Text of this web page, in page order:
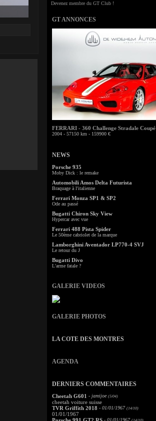
GT ANNONCES
FERRARI - 360 Challenge Stradale Coupé
2004 - 57150 km - 159900 €
NEWS
Porsche 935
Moby Dick : le remake
Automobili Amos Delta Futurista
Braquage à l'italienne
Ferrari Monza SP1 & SP2
Ode au passé
Bugatti Chiron Sky View
Hypercar avec vue
Ferrari 488 Pista Spider
Le 50ème cabriolet de la marque
Lamborghini Aventador LP770-4 SVJ
Le retour du J
Bugatti Divo
L'arme fatale ?
GALERIE VIDEOS
GALERIE PHOTOS
LA COTE DES MONTRES
AGENDA
DERNIERS COMMENTAIRES
Cheetah G601 - jamijoe (5/04)
cheetah voiture suisse
TVR Griffith 2018 - 01/01/1967 (14/10)
01/01/1967
- 01/01/1967